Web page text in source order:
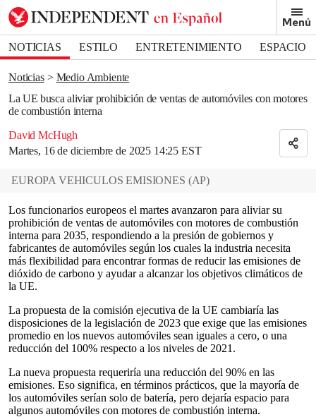
Menú
NOTICIAS ESTILO ENTRETENIMIENTO
ESPACIO
DEPORTES
Noticias
Medio Ambiente
La UE busca aliviar prohibición de ventas de automóviles con motores
de combustión interna
David McHugh
Martes, 16 de diciembre de 2025 14:25 EST
Bookmark popover
Removed from bookmarks
Close popover
EUROPA VEHICULOS EMISIONES (AP)
Los funcionarios europeos el martes avanzaron para aliviar su
prohibición de ventas de automóviles con motores de combustión
interna para 2035, respondiendo a la presión de gobiernos y
fabricantes de automóviles según los cuales la industria necesita
más flexibilidad para encontrar formas de reducir las emisiones de
dióxido de carbono y ayudar a alcanzar los objetivos climáticos de
la UE.
La propuesta de la comisión ejecutiva de la UE cambiaría las
disposiciones de la legislación de 2023 que exige que las emisiones
promedio en los nuevos automóviles sean iguales a cero, o una
reducción del 100% respecto a los niveles de 2021.
La nueva propuesta requeriría una reducción del 90% en las
emisiones. Eso significa, en términos prácticos, que la mayoría de
los automóviles serían solo de batería, pero dejaría espacio para
algunos automóviles con motores de combustión interna.